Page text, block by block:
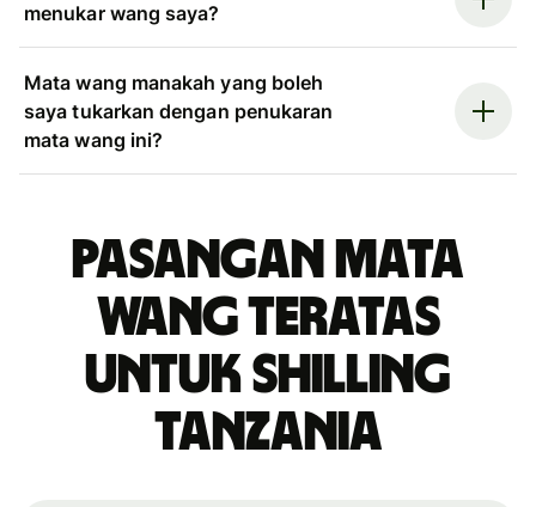
menukar wang saya?
Mata wang manakah yang boleh
saya tukarkan dengan penukaran
mata wang ini?
Pasangan mata
wang teratas
untuk shilling
Tanzania